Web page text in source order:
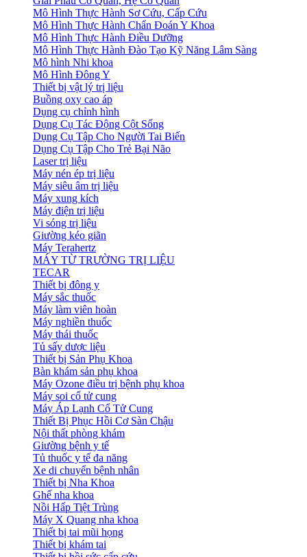
Mô Hình Thực Hành Sơ Cứu, Cấp Cứu
Mô Hình Thực Hành Chẩn Đoán Y Khoa
Mô Hình Thực Hành Điều Dưỡng
Mô Hình Thực Hành Đào Tạo Kỹ Năng Lâm Sàng
Mô hình Nhi khoa
Mô Hình Đông Y
Thiết bị vật lý trị liệu
Buồng oxy cao áp
Dụng cụ chỉnh hình
Dụng Cụ Tác Động Cột Sống
Dụng Cụ Tập Cho Người Tai Biến
Dụng Cụ Tập Cho Trẻ Bại Não
Laser trị liệu
Máy nén ép trị liệu
Máy siêu âm trị liệu
Máy xung kích
Máy điện trị liệu
Vi sóng trị liệu
Giường kéo giãn
Máy Terahertz
MÁY TỪ TRƯỜNG TRỊ LIỆU
TECAR
Thiết bị đông y
Máy sắc thuốc
Máy làm viên hoàn
Máy nghiền thuốc
Máy thái thuốc
Tủ sấy dược liệu
Thiết bị Sản Phụ Khoa
Bàn khám sản phụ khoa
Máy Ozone điều trị bệnh phụ khoa
Máy soi cổ tử cung
Máy Áp Lạnh Cổ Tử Cung
Thiết Bị Phục Hồi Cơ Sàn Chậu
Nội thất phòng khám
Giường bệnh y tế
Tủ thuốc y tế đa năng
Xe di chuyển bệnh nhân
Thiết bị Nha Khoa
Ghế nha khoa
Nồi Hấp Tiệt Trùng
Máy X Quang nha khoa
Thiết bị tai mũi họng
Thiết bị khám tai